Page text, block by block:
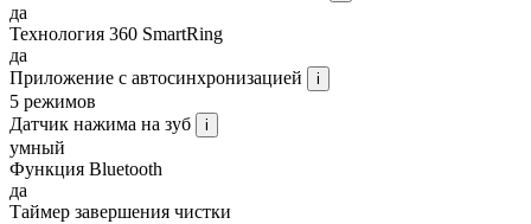
да
Технология 360 SmartRing
да
Приложение с автосинхронизацией
i
5 режимов
Датчик нажима на зуб
i
умный
Функция Bluetooth
да
Таймер завершения чистки